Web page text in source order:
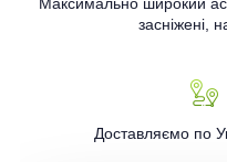
засніжені,
Доставляємо по